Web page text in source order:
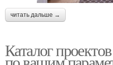
читать дальше →
Каталог